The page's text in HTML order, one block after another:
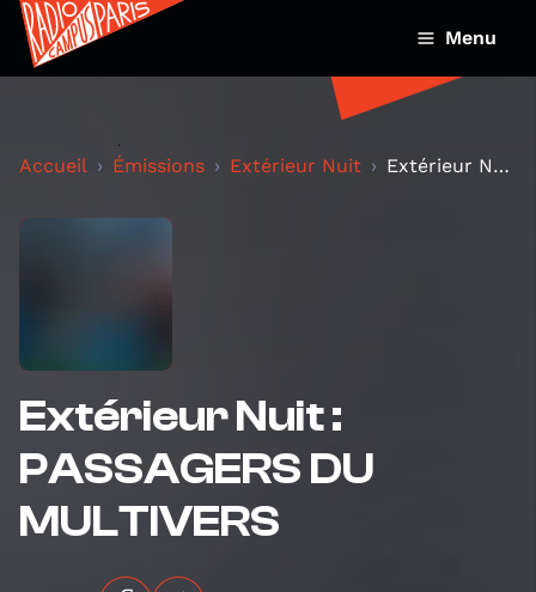
Menu
Accueil Émissions Extérieur Nuit Extérieur Nuit : PASSAGERS DU MULTIVERS
Extérieur Nuit :
PASSAGERS DU
MULTIVERS